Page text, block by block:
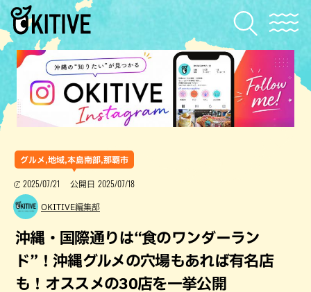
グルメ,地域,本島南部,那覇市
2025/07/21 公開日 2025/07/18
OKITIVE編集部
沖縄・国際通りは“食のワンダーラン
ド”！沖縄グルメの穴場もあれば有名店
も！オススメの30店を一挙公開